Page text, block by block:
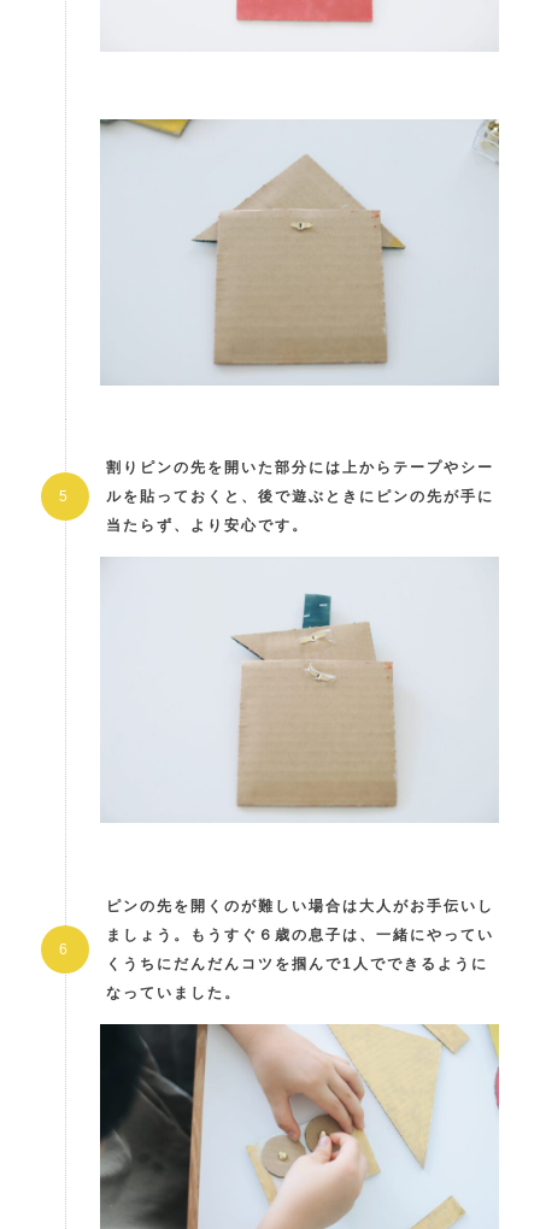
割りピンの先を開いた部分には上からテープやシー
ルを貼っておくと、後で遊ぶときにピンの先が手に
当たらず、より安心です。
ピンの先を開くのが難しい場合は大人がお手伝いし
ましょう。もうすぐ６歳の息子は、一緒にやってい
くうちにだんだんコツを掴んで1人でできるように
なっていました。